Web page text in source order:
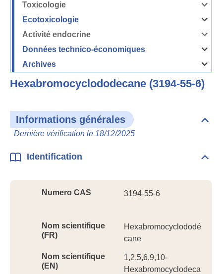
la
et
les
milieux
Toxicologie
Ouvrir
la
Ecotoxicologie
Ouvrir
la
Activité endocrine
Ouvrir
la
endocrine
Données technico-économiques
Ouvrir
la
Données
Archives
Ouvrir
rubrique
Hexabromocyclododecane (3194-55-6)
Informations générales
Dernière vérification le 18/12/2025
Identification
Numero CAS 3194-55-6
Nom scientifique
(FR)
Hexabromocyclododé
cane
Nom scientifique
(EN)
1,2,5,6,9,10-
Hexabromocyclodeca